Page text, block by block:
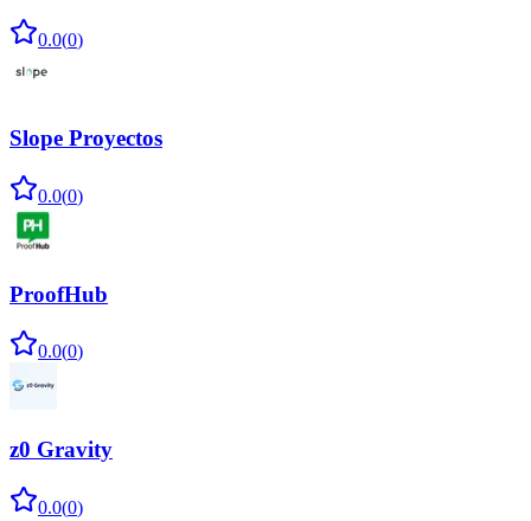
0.0(0)
Slope Proyectos
0.0(0)
ProofHub
0.0(0)
z0 Gravity
0.0(0)